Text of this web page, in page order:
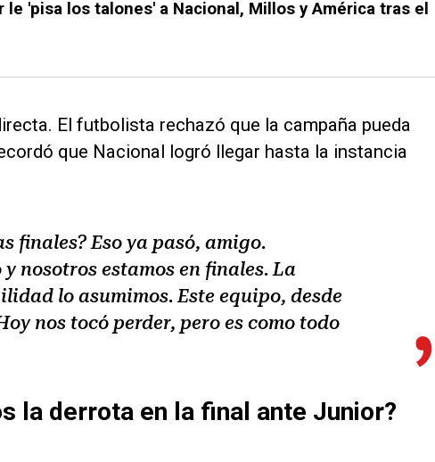
le 'pisa los talones' a Nacional, Millos y América tras el
El futbolista rechazó que la campaña pueda
que Nacional logró llegar hasta la instancia
finales? Eso ya pasó, amigo.
nosotros estamos en finales. La
lo asumimos. Este equipo, desde
nos tocó perder, pero es como todo
la derrota en la final ante Junior?